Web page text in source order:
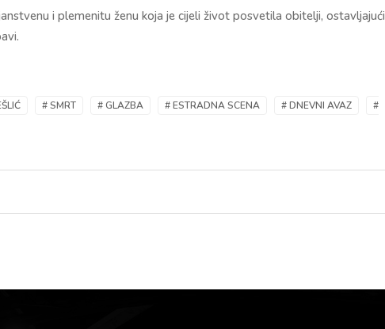
i plemenitu ženu koja je cijeli život posvetila obitelji, ostavljajući
# SMRT # GLAZBA # ESTRADNA SCENA # DNEVNI AVAZ
#